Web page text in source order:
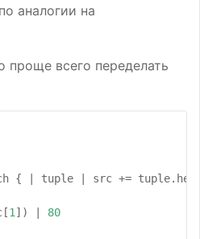
аналогии на
всего переделать
{ tuple src += tuple. hex
[1 ] ) 80